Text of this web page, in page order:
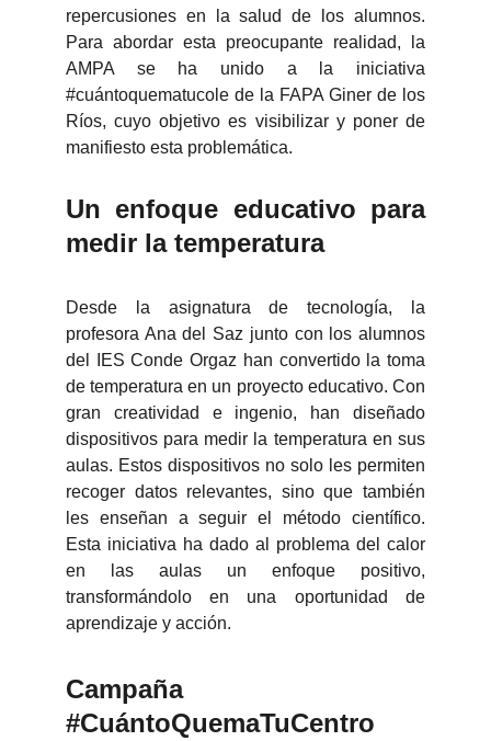
repercusiones en la salud de los alumnos.
Para abordar esta preocupante realidad, la
AMPA se ha unido a la iniciativa
#cuántoquematucole de la FAPA Giner de los
Ríos, cuyo objetivo es visibilizar y poner de
manifiesto esta problemática.
Un enfoque educativo para
medir la temperatura
Desde la asignatura de tecnología, la
profesora Ana del Saz junto con los alumnos
del IES Conde Orgaz han convertido la toma
de temperatura en un proyecto educativo. Con
gran creatividad e ingenio, han diseñado
dispositivos para medir la temperatura en sus
aulas. Estos dispositivos no solo les permiten
recoger datos relevantes, sino que también
les enseñan a seguir el método científico.
Esta iniciativa ha dado al problema del calor
en las aulas un enfoque positivo,
transformándolo en una oportunidad de
aprendizaje y acción.
Campaña
#CuántoQuemaTuCentro